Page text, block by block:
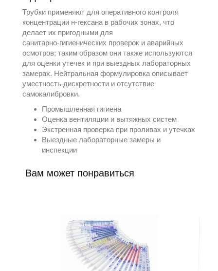
Трубки применяют для оперативного контроля
концентрации н‑гексана в рабочих зонах, что
делает их пригодными для
санитарно‑гигиенических проверок и аварийных
осмотров; таким образом они также используются
для оценки утечек и при выездных лабораторных
замерах. Нейтральная формулировка описывает
уместность дискретности и отсутствие
самокалибровки.
Промышленная гигиена
Оценка вентиляции и вытяжных систем
Экстренная проверка при проливах и утечках
Выездные лабораторные замеры и
инспекции
Вам может понравиться